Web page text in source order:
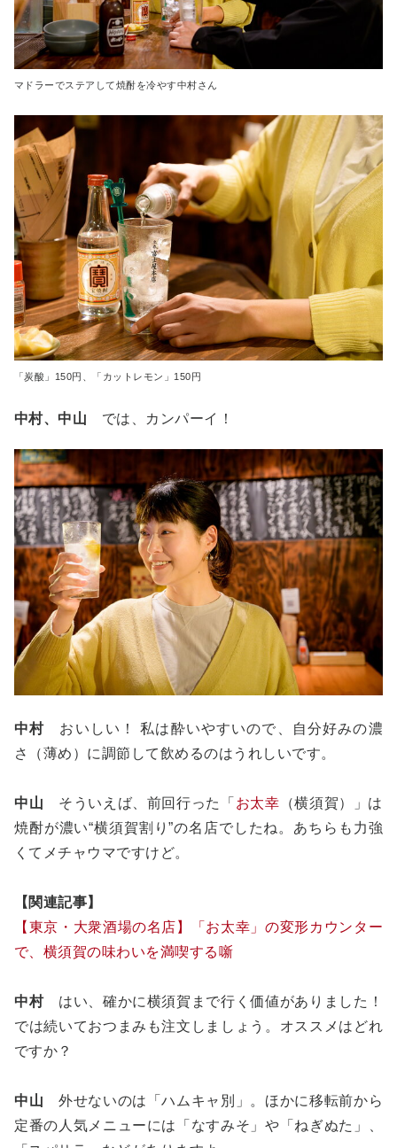
マドラーでステアして焼酎を冷やす中村さん
「炭酸」150円、「カットレモン」150円
中村、中山 では、カンパーイ！
中村 おいしい！ 私は酔いやすいので、自分好みの濃
さ（薄め）に調節して飲めるのはうれしいです。
中山 そういえば、前回行った「 お太幸 （横須賀）」は
焼酎が濃い“横須賀割り”の名店でしたね。あちらも力強
くてメチャウマですけど。
【関連記事】
【東京・大衆酒場の名店】「お太幸」の変形カウンター
で、横須賀の味わいを満喫する噺
中村はい、確かに横須賀まで行く価値がありました！
では続いておつまみも注文しましょう。オススメはどれ
ですか？
中山 外せないのは「ハムキャ別」。ほかに移転前から
定番の人気メニューには「なすみそ」や「ねぎぬた」、